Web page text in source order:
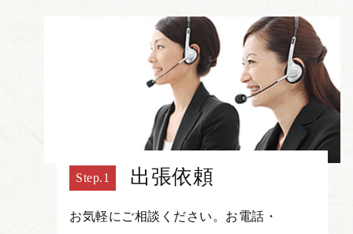
出張依頼
お気軽にご相談ください。お電話・